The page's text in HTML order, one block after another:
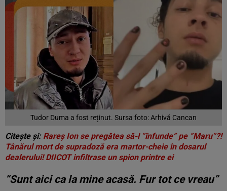
Tudor Duma a fost reținut. Sursa foto: Arhivă Cancan
Citește și: Rareș Ion se pregătea să-l ”înfunde” pe ”Maru”?!
Tânărul mort de supradoză era martor-cheie în dosarul
dealerului! DIICOT infiltrase un spion printre ei
”Sunt aici ca la mine acasă. Fur tot ce vreau”